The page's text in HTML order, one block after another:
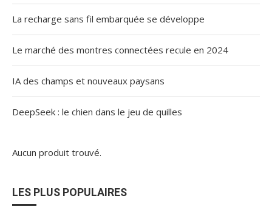
La recharge sans fil embarquée se développe
Le marché des montres connectées recule en 2024
IA des champs et nouveaux paysans
DeepSeek : le chien dans le jeu de quilles
Aucun produit trouvé.
LES PLUS POPULAIRES